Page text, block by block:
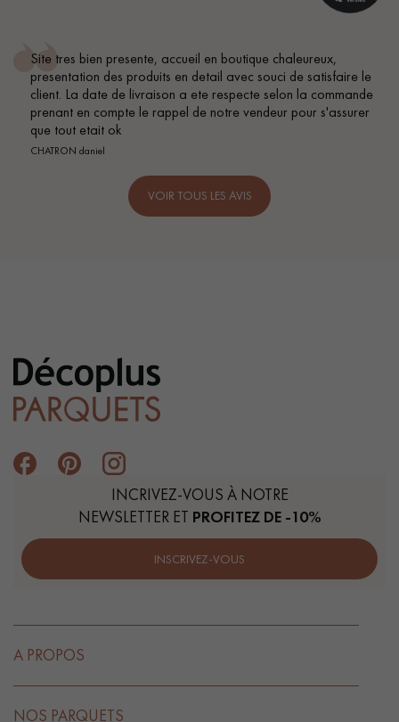
Site tres bien presente, accueil en boutique chaleureux,
presentation des produits en detail avec souci de satisfaire le
client. La date de livraison a ete respecte selon la commande
prenant en compte le rappel de notre vendeur pour s'assurer
que tout etait ok
CHATRON daniel
VOIR TOUS LES AVIS
INCRIVEZ-VOUS À NOTRE
NEWSLETTER ET PROFITEZ DE -10%
INSCRIVEZ-VOUS
A PROPOS
NOS PARQUETS